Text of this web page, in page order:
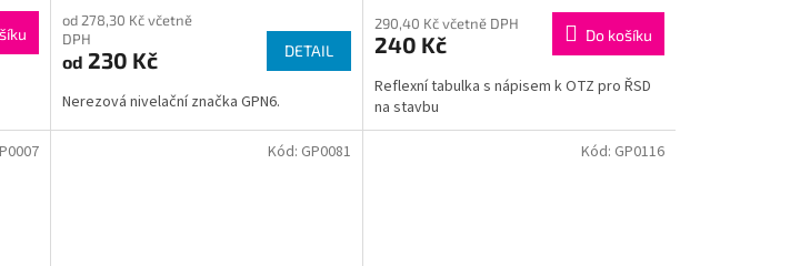
od 278,30 Kč včetně
DPH
od 230 Kč DETAIL
Nerezová nivelační značka GPN6.
290,40 Kč včetně DPH
240 Kč Do košíku
Reflexní tabulka s nápisem k OTZ pro ŘSD
na stavbu
Kód: GP0081 Kód: GP0116